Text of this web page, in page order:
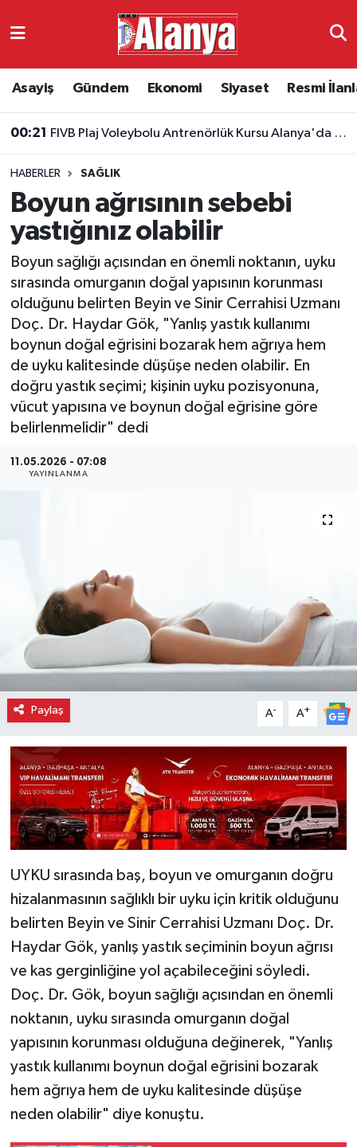
Asayiş Gündem Ekonomi Siyaset Resmi
00:21 FIVB Plaj Voleybolu Antrenörlük Kursu Alanya'da başlıyor
HABERLER SAĞLIK
Boyun ağrısının sebebi
yastığınız olabilir
Boyun sağlığı açısından en önemli noktanın, uyku
sırasında omurganın doğal yapısının korunması
olduğunu belirten Beyin ve Sinir Cerrahisi Uzmanı
Doç. Dr. Haydar Gök, "Yanlış yastık kullanımı
boynun doğal eğrisini bozarak hem ağrıya hem
de uyku kalitesinde düşüşe neden olabilir. En
doğru yastık seçimi; kişinin uyku pozisyonuna,
vücut yapısına ve boynun doğal eğrisine göre
belirlenmelidir" dedi
11.05.2026 - 07:08
YAYINLANMA
Paylaş A- A+
UYKU sırasında baş, boyun ve omurganın doğru
hizalanmasının sağlıklı bir uyku için kritik olduğunu
belirten Beyin ve Sinir Cerrahisi Uzmanı Doç. Dr.
Haydar Gök, yanlış yastık seçiminin boyun ağrısı
ve kas gerginliğine yol açabileceğini söyledi.
Doç. Dr. Gök, boyun sağlığı açısından en önemli
noktanın, uyku sırasında omurganın doğal
yapısının korunması olduğuna değinerek, "Yanlış
yastık kullanımı boynun doğal eğrisini bozarak
hem ağrıya hem de uyku kalitesinde düşüşe
neden olabilir" diye konuştu.
Ekonomi
Resmi İlanlar
Alanyaspor
Turizm
E-Gazete
Antalya Namaz Vakitleri
Süper Lig Puan Durumu ve Fikstür
Tüm Manşetler
Son Dakika Haberleri
Haber Arşivi